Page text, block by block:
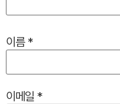
이름 *
이메일 *